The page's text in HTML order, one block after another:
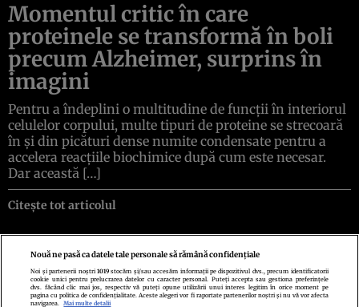
Momentul critic în care
proteinele se transformă în boli
precum Alzheimer, surprins în
imagini
Pentru a îndeplini o multitudine de funcții în interiorul
celulelor corpului, multe tipuri de proteine se strecoară
în și din picături dense numite condensate pentru a
accelera reacțiile biochimice după cum este necesar.
Dar această […]
Citește tot articolul
Politica de confidenţialitatePolitica de cookiesTermeni şi condiţii
Echipa redacționalăContactSetări Cookies
Nouă ne pasă ca datele tale personale să rămână confidențiale
Noi și partenerii noștri1019 stocăm și/sau accesăm informații pe dispozitivul dvs., precum identificatorii
cookie unici pentru prelucrarea datelor cu caracter personal. Puteți accepta sau gestiona preferințele
dvs. făcând clic mai jos, respectiv vă puteți opune utilizării unui interes legitim în orice moment pe
pagina cu politica de confidențialitate. Aceste alegeri vor fi raportate partenerilor noștri și nu vă vor afecta
navigarea.
Mai multe detalii